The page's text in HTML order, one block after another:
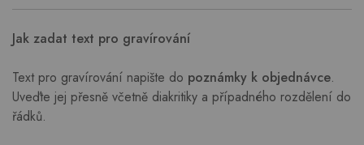
Jak zadat text pro gravírování
Text pro gravírování napište do poznámky k objednávce.
Uveďte jej přesně včetně diakritiky a případného rozdělení do
řádků.